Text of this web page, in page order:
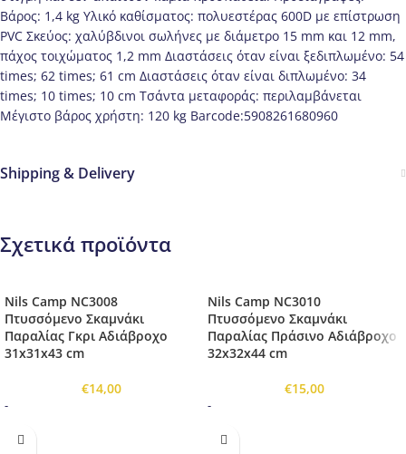
Βάρος: 1,4 kg Υλικό καθίσματος: πολυεστέρας 600D με επίστρωση
PVC Σκεύος: χαλύβδινοι σωλήνες με διάμετρο 15 mm και 12 mm,
πάχος τοιχώματος 1,2 mm Διαστάσεις όταν είναι ξεδιπλωμένο: 54
times; 62 times; 61 cm Διαστάσεις όταν είναι διπλωμένο: 34
times; 10 times; 10 cm Τσάντα μεταφοράς: περιλαμβάνεται
Μέγιστο βάρος χρήστη: 120 kg Barcode:5908261680960
Shipping & Delivery
Σχετικά προϊόντα
Nils Camp NC3008
Πτυσσόμενο Σκαμνάκι
Παραλίας Γκρι Αδιάβροχο
31x31x43 cm
€14,00
-
Nils Camp NC3010
Πτυσσόμενο Σκαμνάκι
Παραλίας Πράσινο Αδιάβροχο
32x32x44 cm
€15,00
-